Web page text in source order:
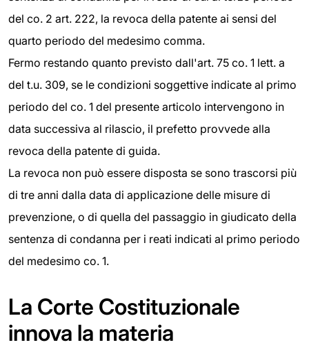
del co. 2 art. 222, la revoca della patente ai sensi del
quarto periodo del medesimo comma.
Fermo restando quanto previsto dall'art. 75 co. 1 lett. a
del t.u. 309, se le condizioni soggettive indicate al primo
periodo del co. 1 del presente articolo intervengono in
data successiva al rilascio, il prefetto provvede alla
revoca della patente di guida.
La revoca non può essere disposta se sono trascorsi più
di tre anni dalla data di applicazione delle misure di
prevenzione, o di quella del passaggio in giudicato della
sentenza di condanna per i reati indicati al primo periodo
del medesimo co. 1.
La Corte Costituzionale
innova la materia